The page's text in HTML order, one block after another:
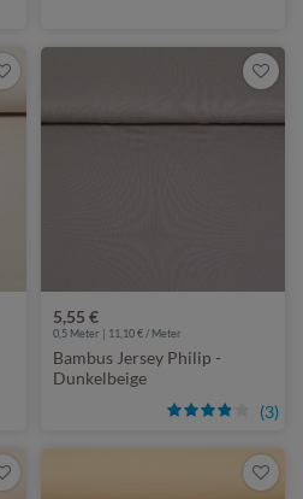
5,55 €
(3)
0,5 Meter | 11,10 € / Meter
Bambus Jersey Philip -
Dunkelbeige